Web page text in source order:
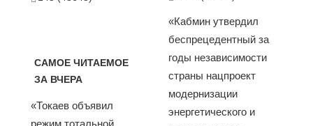
САМОЕ ЧИТАЕМОЕ
ЗА ВЧЕРА
«Токаев объявил
«Кабмин утвердил
беспрецедентный за
годы независимости
страны нацпроект
модернизации
энергетического и